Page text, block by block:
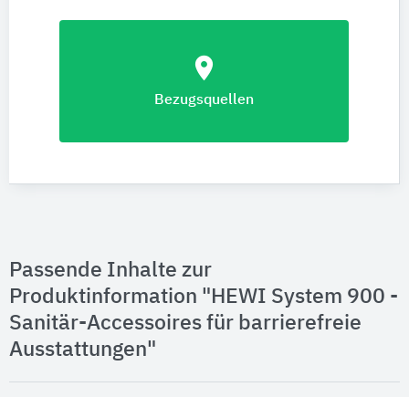
location_on
Bezugsquellen
Passende Inhalte zur
Produktinformation "HEWI System 900 -
Sanitär-Accessoires für barrierefreie
Ausstattungen"